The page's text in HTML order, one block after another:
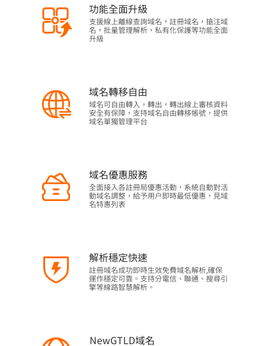
功能全面升級
支援線上離線查詢域名，註冊域名，搶注域
名，批量管理解析，私有化保護等功能全面
升級
域名轉移自由
域名可自由轉入，轉出，轉出線上審核資料
安全有保障，支持域名自由轉移帳號，提供
域名單獨管理平台
域名優惠服務
全面接入各註冊局優惠活動，系統自動對活
動域名調整，給予用户即時最低優惠，見域
名特惠列表
解析穩定快速
註冊域名成功即時生效免費域名解析,確保
運作穩定可靠。支持分電信、聯通、搜尋引
擎等線路智慧解析。
NewGTLD域名